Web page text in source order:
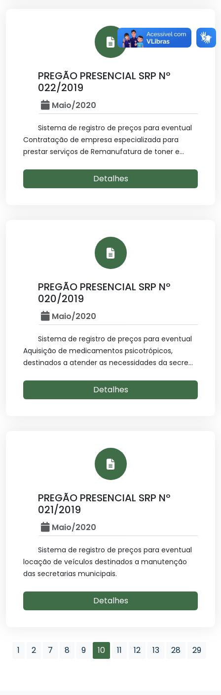
PREGÃO PRESENCIAL SRP Nº
022/2019
Maio/2020
Sistema de registro de preços para eventual
Contratação de empresa especializada para
prestar serviços de Remanufatura de toner e...
Detalhes
PREGÃO PRESENCIAL SRP Nº
020/2019
Maio/2020
Sistema de registro de preços para eventual
Aquisição de medicamentos psicotrópicos,
destinados a atender as necessidades da secre...
Detalhes
PREGÃO PRESENCIAL SRP Nº
021/2019
Maio/2020
Sistema de registro de preços para eventual
locação de veículos destinados a manutenção
das secretarias municipais.
Detalhes
1 2 7 8 9 10 11 12 13 28 29